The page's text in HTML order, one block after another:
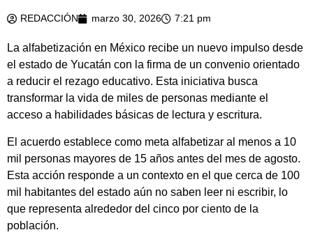
REDACCIÓN marzo 30, 2026 7:21 pm
La alfabetización en México recibe un nuevo impulso desde
el estado de Yucatán con la firma de un convenio orientado
a reducir el rezago educativo. Esta iniciativa busca
transformar la vida de miles de personas mediante el
acceso a habilidades básicas de lectura y escritura.
El acuerdo establece como meta alfabetizar al menos a 10
mil personas mayores de 15 años antes del mes de agosto.
Esta acción responde a un contexto en el que cerca de 100
mil habitantes del estado aún no saben leer ni escribir, lo
que representa alrededor del cinco por ciento de la
población.